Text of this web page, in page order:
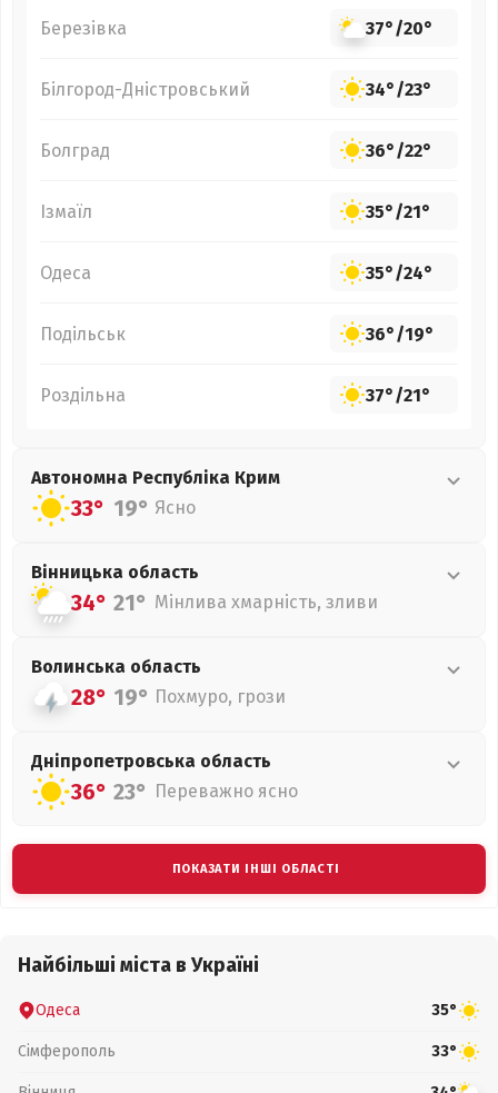
Березівка 37°/20°
Білгород-Дністровський 34°/23°
Болград 36°/22°
Ізмаїл 35°/21°
Одеса 35°/24°
Подільськ 36°/19°
Роздільна 37°/21°
Автономна Республіка Крим
33° 19° Ясно
Вінницька область
34° 21° Мінлива хмарність, зливи
Волинська область
28° 19° Похмуро, грози
Дніпропетровська область
36° 23° Переважно ясно
ПОКАЗАТИ ІНШІ ОБЛАСТІ
Найбільші міста в Україні
Одеса 35°
Сімферополь 33°